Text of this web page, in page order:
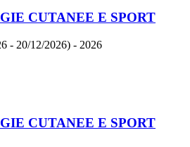
CUTANEE E SPORT
- 20/12/2026) - 2026
CUTANEE E SPORT